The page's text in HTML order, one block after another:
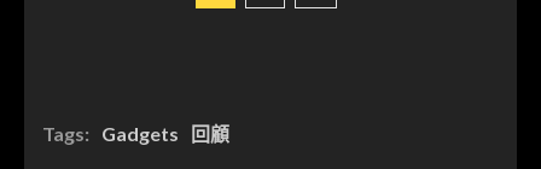
Tags: Gadgets 回顧